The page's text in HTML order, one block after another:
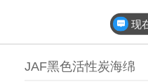
JAF黑色活性炭海绵
现